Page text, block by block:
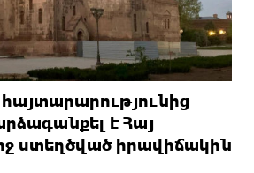
է Հայ
ստեղծված իրավիճակին